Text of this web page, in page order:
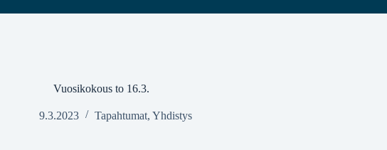
Vuosikokous to 16.3.
9.3.2023 Tapahtumat, Yhdistys